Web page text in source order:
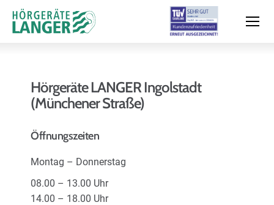
Moderne Hörsysteme
Hörgeräte LANGER Ingolstadt
(Münchener Straße)
Öffnungszeiten
Montag – Donnerstag
08.00 – 13.00 Uhr
14.00 – 18.00 Uhr